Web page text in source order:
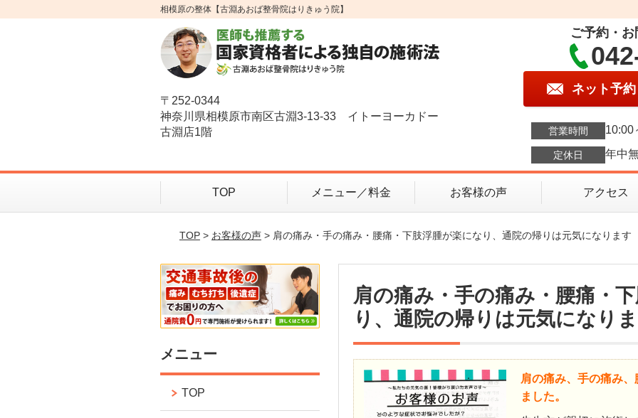
相模原の整体【古淵あおば整骨院はりきゅう院】
〒252-0344
神奈川県相模原市南区古淵3-13-33 イトーヨーカドー
古淵店1階
ご予約・
ネット予約
営業時間 10:00
定休日 年中
TOP メニュー／料金 お客様の声 アクセス
TOP> お客様の声> 肩の痛み・手の痛み・腰痛・下肢浮腫が楽になり、通院の帰りは元気になります
肩の痛み・手の痛み・腰痛・
り、通院の帰りは元気になり
肩の痛み、手の痛み
ました。
メニュー
TOP